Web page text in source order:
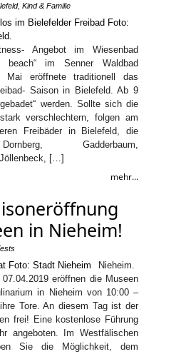
, Kind & Familie
Angebot im Wiesenbad
im Senner Waldbad
Mai eröffnete traditionell das
Saison in Bielefeld. Ab 9
werden. Sollte sich die
verschlechtern, folgen am
Freibäder in Bielefeld, die
Gadderbaum,
[…]
mehr...
in Nieheim!
Nieheim.
eröffnen die Museen
in Nieheim von 10:00 –
Tore. An diesem Tag ist der
frei! Eine kostenlose Führung
angeboten. Im Westfälischen
Sie die Möglichkeit, dem